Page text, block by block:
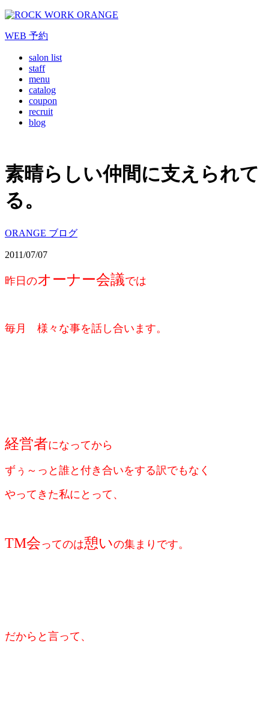
WEB 予約
salon list
staff
menu
catalog
coupon
recruit
blog
素晴らしい仲間に支えられて
る。
ORANGE ブログ
2011/07/07
昨日のオーナー会議では
毎月 様々な事を話し合います。
経営者になってから
ずぅ～っと誰と付き合いをする訳でもなく
やってきた私にとって、
TM会ってのは憩いの集まりです。
だからと言って、